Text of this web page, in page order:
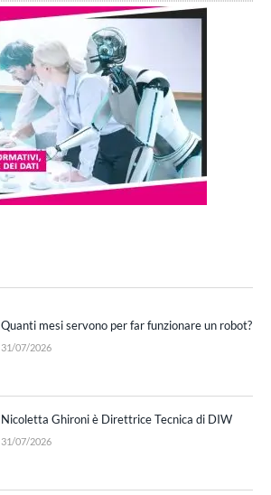
Quanti mesi servono per far funzionare un robot?
31/07/2026
Nicoletta Ghironi è Direttrice Tecnica di DIW
31/07/2026